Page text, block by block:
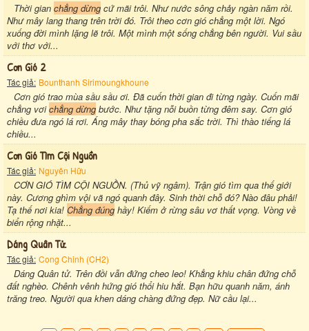
Thời gian chẳng dừng cứ mãi trôi. Như nước sông chảy ngàn năm rồi.
Như mây lang thang trên trời đó. Trôi theo cơn gió chẳng một lời. Ngó
xuống đời mình lặng lẽ trôi. Một mình một sống chẳng bên người. Vui sầu
với thơ với...
Cơn Gió 2
Tác giả: Bounthanh Sirimoungkhoune
Cơn gió trao mùa sầu sầu ơi. Đã cuốn thời gian đi từng ngày. Cuốn mãi
chẳng vơichẳng dừng bước. Như tặng nỗi buồn từng đêm say. Cơn gió
chiều đưa ngó lá rơi. Áng mây thay bóng pha sắc trời. Thì thào tiếng lá
chiều...
Cơn Gió Tìm Cội Nguồn
Tác giả: Nguyên Hữu
CƠN GIÓ TÌM CỘI NGUỒN. (Thủ vỹ ngâm). Trận gió tìm qua thế giới
này. Cương ghìm vội vã ngó quanh đây. Sinh thời chỗ đó? Nào đâu phải!
Tạ thế nơi kia! Chẳng đúng hầy! Kiếm ở rừng sâu vơ thất vọng. Vòng về
biển rộng nhặt...
Dáng Quân Tử.
Tác giả: Cong Chinh (CH2)
Dáng Quân tử. Trên đồi vẫn đứng cheo leo! Khẳng khiu chân đứng chỗ
đất nghèo. Chênh vênh hứng gió thổi hiu hắt. Bạn hữu quanh năm, ánh
trăng treo. Người qua khen dáng chàng đứng đẹp. Nữ cầu lại...